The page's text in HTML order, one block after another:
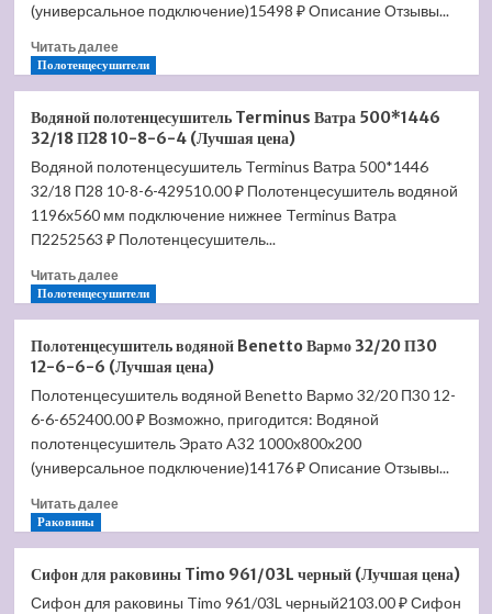
13000282,
550мм
(универсальное подключение)15498 ₽ Описание Отзывы...
Читать далееПрочитать
больше
водяной
Benetto
Равенна
30*30/20*20
П13
равноудаленные
цена)
Полотенцесушители
Водяной полотенцесушитель Terminus Ватра 500*1446
32/18 П28 10-8-6-4 (Лучшая цена)
Водяной полотенцесушитель Terminus Ватра 500*1446
32/18 П28 10-8-6-429510.00 ₽ Полотенцесушитель водяной
1196x560 мм подключение нижнее Terminus Ватра
П2252563 ₽ Полотенцесушитель...
Читать далееПрочитать
больше
полотенцесушитель
Terminus
Ватра
500*1446
32/18
8-
цена)
Полотенцесушители
Полотенцесушитель водяной Benetto Вармо 32/20 П30
12-6-6-6 (Лучшая цена)
Полотенцесушитель водяной Benetto Вармо 32/20 П30 12-
6-6-652400.00 ₽ Возможно, пригодится: Водяной
полотенцесушитель Эрато A32 1000x800x200
(универсальное подключение)14176 ₽ Описание Отзывы...
Читать далееПрочитать
Полотенцесушитель
водяной
Benetto
Раковины
Сифон для раковины Timo 961/03L черный (Лучшая цена)
Сифон для раковины Timo 961/03L черный2103.00 ₽ Сифон